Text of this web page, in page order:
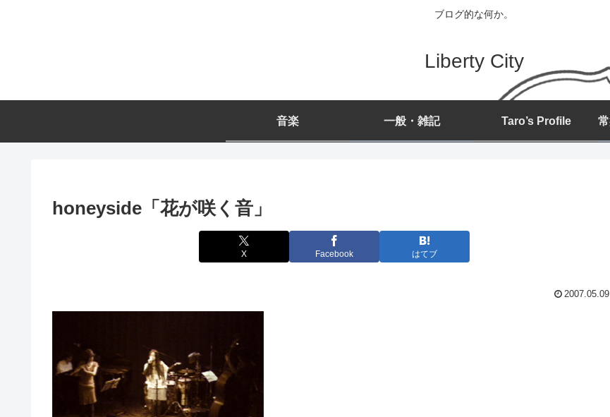
ブログ的な何か。
Liberty City
音楽 一般・雑記 Taro’s Profile
honeyside「花が咲く音」
X Facebook はてブ
2007.05.09